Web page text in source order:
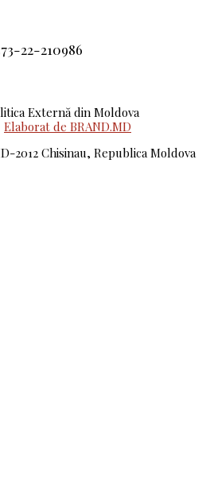
22-210986
Externă din Moldova
Elaborat de BRAND.MD
2012 Chisinau, Republica Moldova